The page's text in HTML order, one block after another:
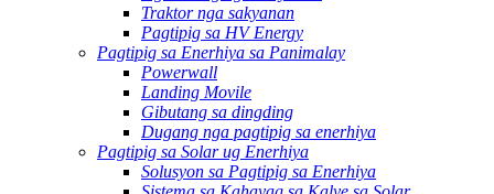
Traktor nga sakyanan
Pagtipig sa HV Energy
Pagtipig sa Enerhiya sa Panimalay
Powerwall
Landing Movile
Gibutang sa dingding
Dugang nga pagtipig sa enerhiya
Pagtipig sa Solar ug Enerhiya
Solusyon sa Pagtipig sa Enerhiya